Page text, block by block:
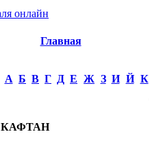
Главная
А Б В Г Д Е Ж З И Й К
КАФТАН